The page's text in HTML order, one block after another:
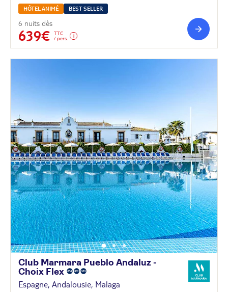
HÔTEL ANIMÉ BEST SELLER
6 nuits dès
639€
TTC
/ pers.
Club Marmara Pueblo Andaluz -
Choix Flex
Espagne, Andalousie, Malaga